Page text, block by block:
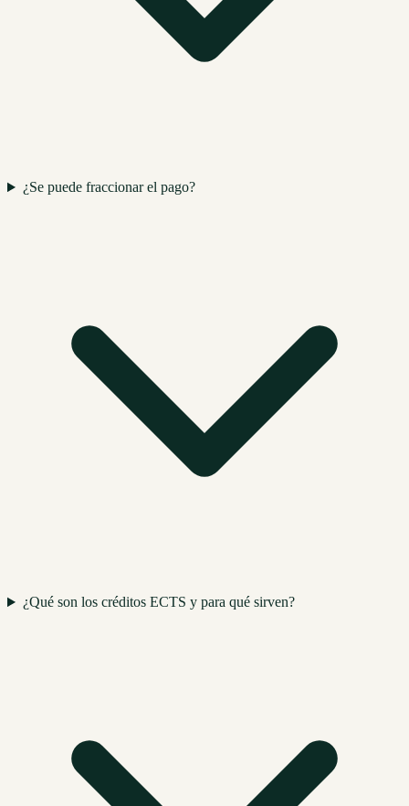
¿Se puede fraccionar el pago?
¿Qué son los créditos ECTS y para qué sirven?